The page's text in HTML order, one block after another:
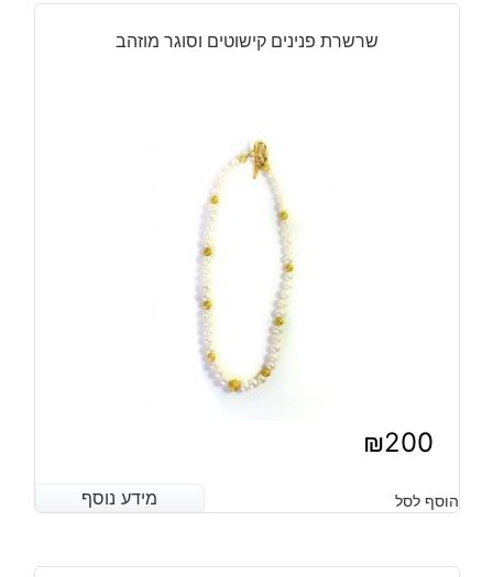
₪240.
₪200.שרשרת פנינים קישוטים וסוגר מוזהב
₪200
מידע נוסף הוסף לסל מידע נוסף